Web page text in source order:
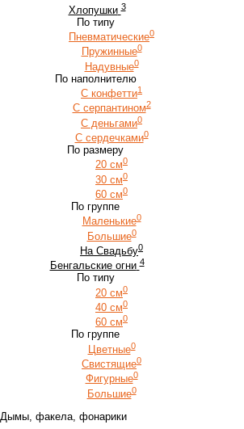
Хлопушки 3
По типу
Пневматические0
Пружинные0
Надувные0
По наполнителю
С конфетти1
С серпантином2
С деньгами0
С сердечками0
По размеру
20 см0
30 см0
60 см0
По группе
Маленькие0
Большие0
На Свадьбу0
Бенгальские огни 4
По типу
20 см0
40 см0
60 см0
По группе
Цветные0
Свистящие0
Фигурные0
Большие0
Дымы, факела, фонарики